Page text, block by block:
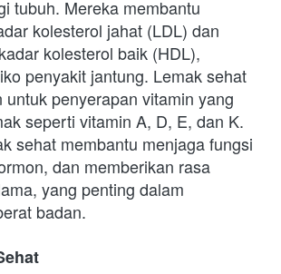
tubuh. Mereka membantu
kolesterol jahat (LDL) dan
kolesterol baik (HDL),
penyakit jantung. Lemak sehat
untuk penyerapan vitamin yang
seperti vitamin A, D, E, dan K.
sehat membantu menjaga fungsi
dan memberikan rasa
yang penting dalam
badan.